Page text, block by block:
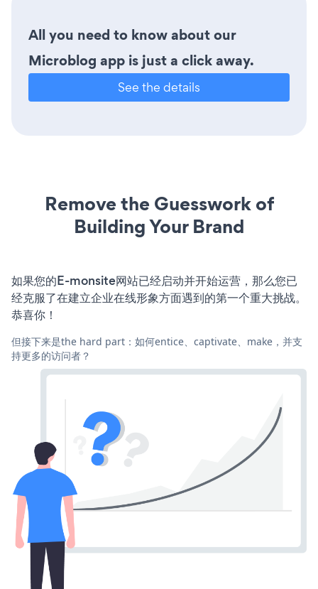
All you need to know about our
Microblog app is just a click away.
See the details
Remove the Guesswork of
Building Your Brand
如果您的E-monsite网站已经启动并开始运营，那么您已
经克服了在建立企业在线形象方面遇到的第一个重大挑战。
恭喜你！
但接下来是the hard part：如何entice、captivate、make，并支
持更多的访问者？